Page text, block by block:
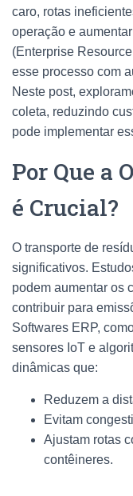
caro, rotas
operação e
(Enterprise
esse processo com
Neste post,
coleta, reduzindo
pode implementar
Por Que a
é Crucial?
O transporte de
significativos.
podem aumentar os
contribuir para
Softwares ERP,
sensores IoT e
dinâmicas que:
Reduzem a
Evitam
Ajustam rotas
contêineres.